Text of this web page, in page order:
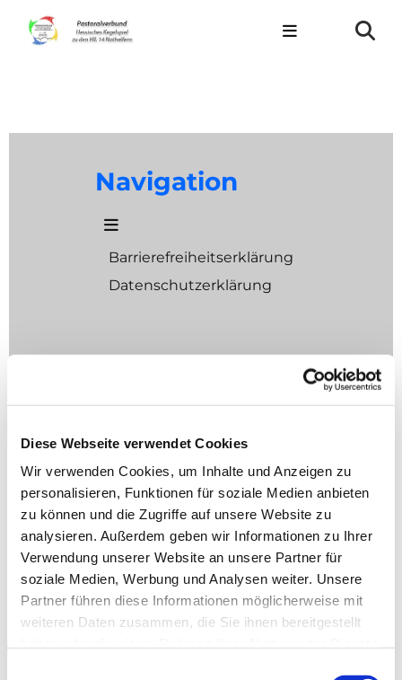
Diese Webseite verwendet Cookies
Wir verwenden Cookies, um Inhalte und Anzeigen zu
personalisieren, Funktionen für soziale Medien anbieten
zu können und die Zugriffe auf unsere Website zu
analysieren. Außerdem geben wir Informationen zu Ihrer
Verwendung unserer Website an unsere Partner für
soziale Medien, Werbung und Analysen weiter. Unsere
Partner führen diese Informationen möglicherweise mit
weiteren Daten zusammen, die Sie ihnen bereitgestellt
Navigation
Barrierefreiheitserklärung
Datenschutzerklärung
Eusebius-Breitung-Platz 2
36132 Eiterfeld-Großentaft
Telefon
06672 / 388
E-Mail